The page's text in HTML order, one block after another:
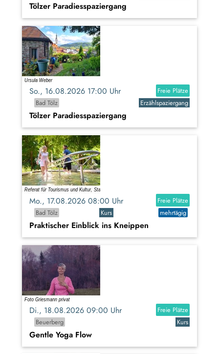
Tölzer Paradiesspaziergang
So., 16.08.2026 17:00 Uhr
Freie Plätze
Bad Tölz
Erzählspaziergang
Tölzer Paradiesspaziergang
Mo., 17.08.2026 08:00 Uhr
Freie Plätze
Bad Tölz
Kurs mehrtägig
Praktischer Einblick ins Kneippen
Di., 18.08.2026 09:00 Uhr
Freie Plätze
Beuerberg
Kurs
Gentle Yoga Flow